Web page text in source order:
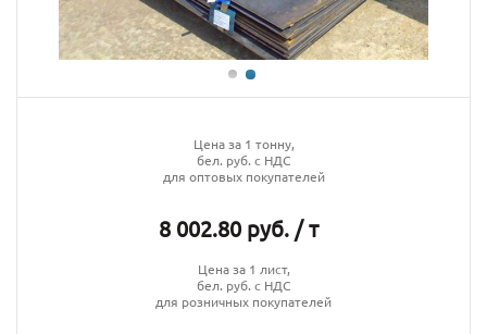
Цена за 1 тонну,
бел. руб. с НДС
для оптовых покупателей
8 002.80 руб. / т
Цена за 1 лист,
бел. руб. с НДС
для розничных покупателей